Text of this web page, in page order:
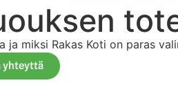
miksi Rakas Koti on paras
yhteyttä